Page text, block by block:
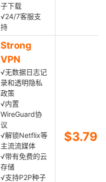
子下载
√24/7客服支
持
Strong
VPN
√无数据日志记
录和透明隐私
政策
√内置
WireGuard协
议
√解锁Netflix等
主流流媒体
√带有免费的云
存储
√支持P2P种子
$3.79